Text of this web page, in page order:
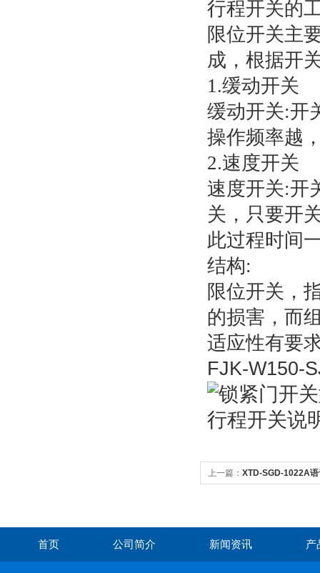
行程开关的
限位开关主
成，根据开
1.缓动开关
缓动开关:开
操作频率越
2.速度开关
速度开关:开
关，只要开
此过程时间
结构:
限位开关，
的损害，而
适应性有要
FJK-W150-
上一篇： XTD-SGD-1022A
首页 公司简介 新闻资讯 产